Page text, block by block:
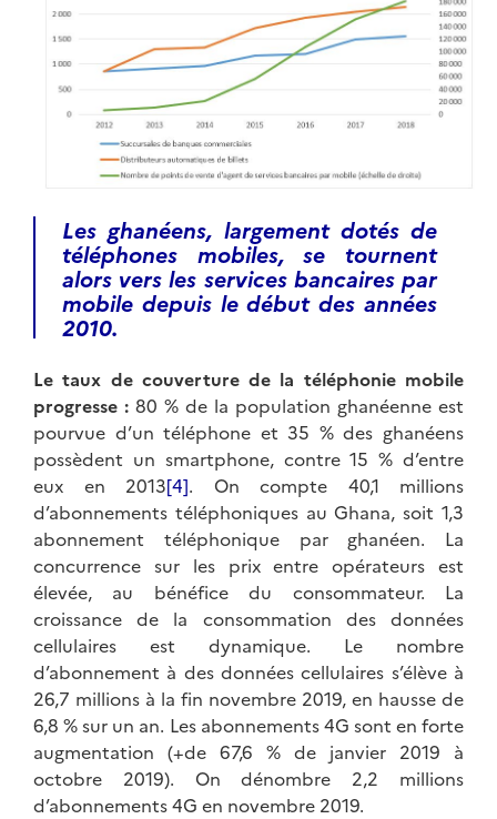
Les ghanéens, largement dotés de
téléphones mobiles, se tournent
alors vers les services bancaires par
mobile depuis le début des années
2010.
Le taux de couverture de la téléphonie mobile
progresse : 80 % de la population ghanéenne est
pourvue d’un téléphone et 35 % des ghanéens
possèdent un smartphone, contre 15 % d’entre
eux en 2013[4]. On compte 40,1 millions
d’abonnements téléphoniques au Ghana, soit 1,3
abonnement téléphonique par ghanéen. La
concurrence sur les prix entre opérateurs est
élevée, au bénéfice du consommateur. La
croissance de la consommation des données
cellulaires est dynamique. Le nombre
d’abonnement à des données cellulaires s’élève à
26,7 millions à la fin novembre 2019, en hausse de
6,8 % sur un an. Les abonnements 4G sont en forte
augmentation (+de 67,6 % de janvier 2019 à
octobre 2019). On dénombre 2,2 millions
d’abonnements 4G en novembre 2019.